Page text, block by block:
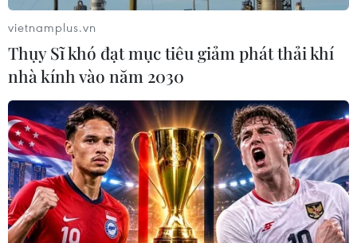
Báo chí Đông Nam Á "dậy sóng" vì
tuyển Việt Nam, chỉ ra lý do Indonesia thua đau
TIN LIÊN QUAN
vietnamplus.vn
Thụy Sĩ khó đạt mục tiêu giảm phát thải khí
nhà kính vào năm 2030